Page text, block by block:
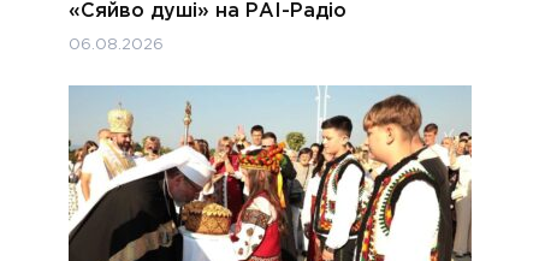
«Сяйво душі» на РАІ-Радіо
06.08.2026